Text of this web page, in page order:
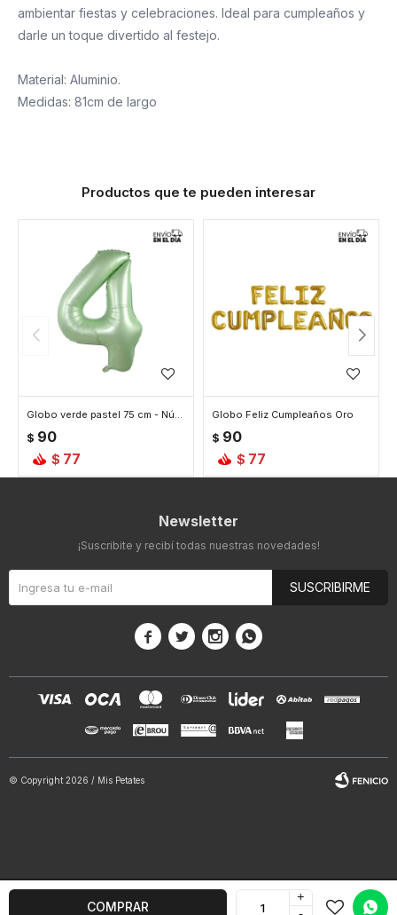
COMPRAR
+
ambientar fiestas y celebraciones. Ideal para cumpleaños y
darle un toque divertido al festejo.
Material: Aluminio.
Medidas: 81cm de largo
Productos que te pueden interesar
Globo verde pastel 75 cm - Número 4
$ 90
$ 77
Globo Feliz Cumpleaños Oro
$ 90
$ 77
Newsletter
¡Suscribite y recibí todas nuestras novedades!
SUSCRIBIRME
   
© Copyright 2026 / Mis Petates
Fenicio